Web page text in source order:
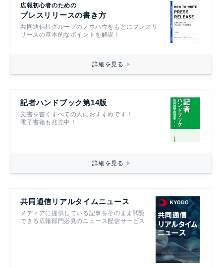
広報初心者のための
プレスリリースの書き方
共同通信社グループのノウハウをもとにプレスリ
リースの基本的なポイントを解説！
詳細を見る
記者ハンドブック第14版
文書を書くすべての人におすすめです！
電子書籍も発売中！
詳細を見る
共同通信リアルタイムニュース
メディアに提供している記事をそのまま閲覧
できる広報部門必見のニュース配信サービス